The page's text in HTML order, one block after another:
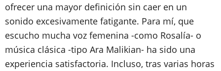
ofrecer una mayor definición sin caer en un
sonido excesivamente fatigante. Para mí, que
escucho mucha voz femenina -como Rosalía- o
música clásica -tipo Ara Malikian- ha sido una
experiencia satisfactoria. Incluso, tras varias horas